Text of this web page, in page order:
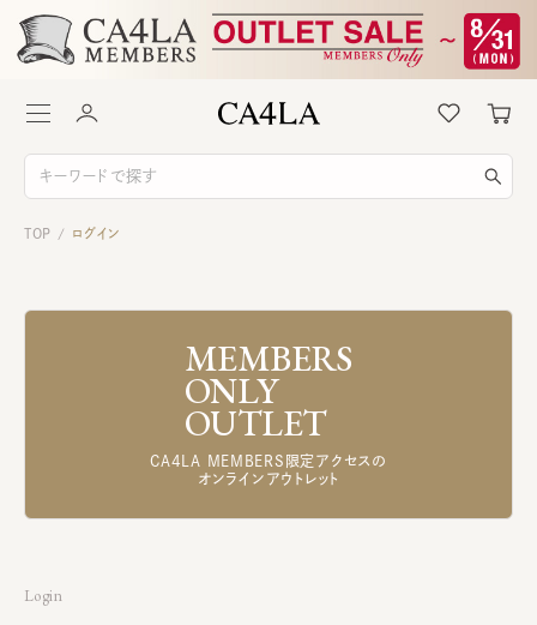
TOP / ログイン
MEMBERS
ONLY
OUTLET
CA4LA MEMBERS限定アクセスの
オンラインアウトレット
Login